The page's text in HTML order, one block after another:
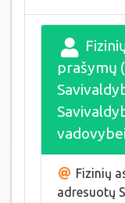
prašymų
Fizinių
adresuotų